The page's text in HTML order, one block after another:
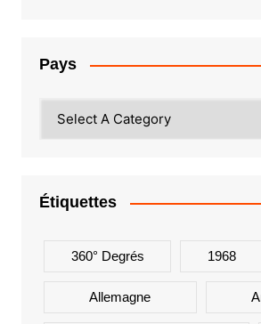
Pays
Étiquettes
360° Degrés 1968
Allemagne